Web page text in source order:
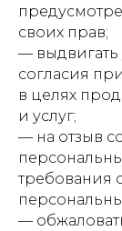
своих прав;
— выдвигать
согласия
в целях
и услуг;
— на отзыв
требования
—